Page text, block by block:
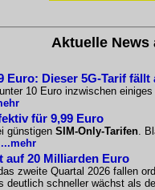
Aktuelle News
Euro: Dieser 5G-Tarif fällt
10 Euro inzwischen
für 9,99 Euro
günstigen SIM-Only-Tarifen.
...mehr
auf 20 Milliarden Euro
zweite Quartal 2026 fallen
schneller wächst als